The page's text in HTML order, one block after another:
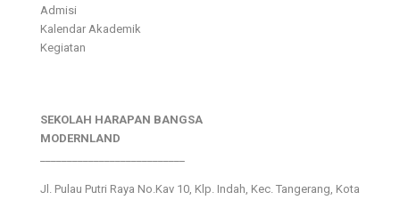
Admisi
Kalendar Akademik
Kegiatan
SEKOLAH HARAPAN BANGSA
MODERNLAND
Jl. Pulau Putri Raya No.Kav 10, Klp. Indah, Kec. Tangerang, Kota